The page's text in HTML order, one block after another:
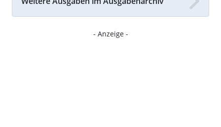
- Anzeige -